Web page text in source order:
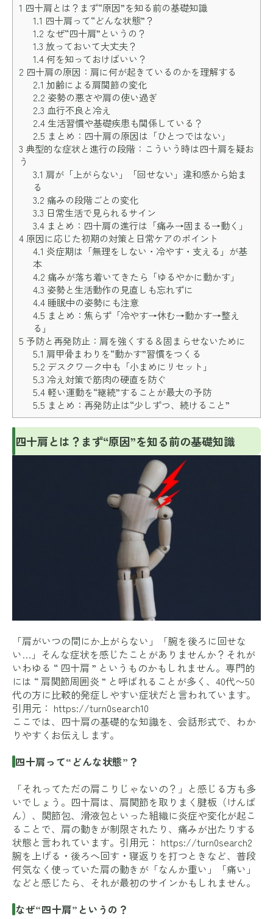
1 四十肩とは？まず“原因”を知る前の基礎知識
1.1 四十肩って“どんな状態”？
1.2 なぜ“四十肩”というの？
1.3 放っておいて大丈夫？
1.4何を知っておけばいい？
2 四十肩の原因：肩に何が起きているのかを理解する
2.1 加齢による肩関節の変化
2.2 姿勢の悪さや肩の使い過ぎ
2.3 血行不良と冷え
2.4生活習慣や基礎疾患も関係している？
2.5 まとめ：四十肩の原因は「ひとつではない」
3 典型的な症状と進行の段階：こういう時は四十肩を疑お
う
3.1 肩が「上がらない」「回せない」違和感から始ま
る
3.2 痛みの段階ごとの変化
3.3 日常生活で見られるサイン
3.4まとめ：四十肩の進行は「痛み→固まる→動く」
4 原因に応じた初期の対策と日常ケアのポイント
4.1 炎症期は「無理をしない・冷やす・支える」が基
本
4.2 痛みが落ち着いてきたら「ゆるやかに動かす」
4.3 姿勢と生活動作の見直しも忘れずに
4.4睡眠中の姿勢にも注意
4.5 まとめ：焦らず「冷やす→休む→動かす→整え
る」
5 予防と再発防止：肩を強くする＆固まらせないために
5.1 肩甲骨まわりを“動かす”習慣をつくる
5.2 デスクワーク中も「小まめにリセット」
5.3 冷え対策で筋肉の硬直を防ぐ
5.4軽い運動を“継続”することが最大の予防
5.5 まとめ：再発防止は“少しずつ、続けること”
四十肩とは？まず“原因”を知る前の基礎知識
「肩がいつの間にか上がらない」「腕を後ろに回せな
い…」そんな症状を感じたことがありませんか？それが
いわゆる “ 四十肩 ” というものかもしれません。専門的
には “ 肩関節周囲炎 ” と呼ばれることが多く、40代〜50
代の方に比較的発症しやすい症状だと言われています。
引用元： https://turn0search10
ここでは、四十肩の基礎的な知識を、会話形式で、わか
りやすくお伝えします。
四十肩って“どんな状態”？
「それってただの肩こりじゃないの？」と感じる方も多
いでしょう。四十肩は、肩関節を取りまく腱板（けんば
ん）、関節包、滑液包といった組織に炎症や変化が起こ
ることで、肩の動きが制限されたり、痛みが出たりする
状態と言われています。引用元： https://turn0search2
腕を上げる・後ろへ回す・寝返りを打つときなど、普段
何気なく使っていた肩の動きが「なんか重い」「痛い」
などと感じたら、それが最初のサインかもしれません。
なぜ“四十肩”というの？